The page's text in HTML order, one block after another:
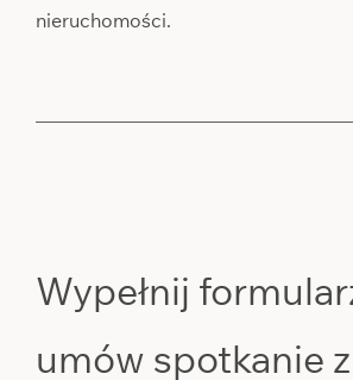
nieruchomości.
Wypełnij
umów spotkanie z